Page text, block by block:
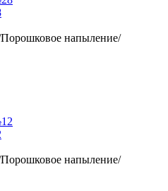
напыление/
напыление/